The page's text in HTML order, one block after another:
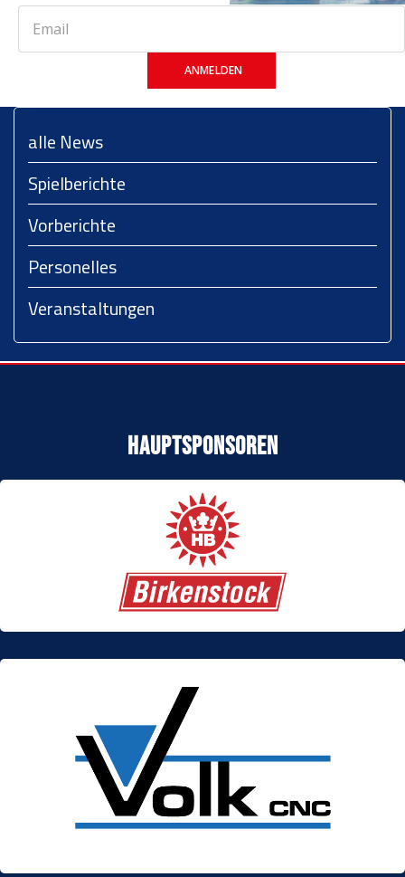
ANMELDEN
alle News
Spielberichte
Vorberichte
Personelles
Veranstaltungen
Hauptsponsoren